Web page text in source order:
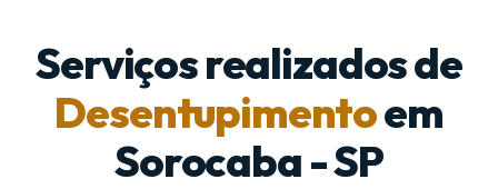
Serviços realizados de
Desentupimentoem
Sorocaba - SP